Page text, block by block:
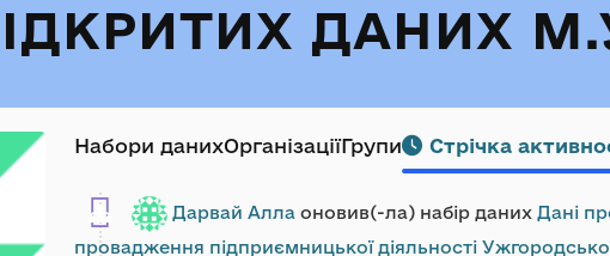
ДАНИХ
Набори данихОрганізаціїГрупи Стрічка
Дарвай Алла оновив(-ла) набір даних Дані
провадження підприємницької діяльності